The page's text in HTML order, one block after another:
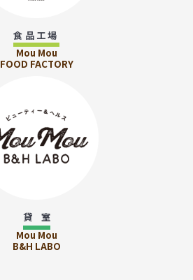
食品工場
Mou Mou
FOOD FACTORY
貸 室
Mou Mou
B&H LABO